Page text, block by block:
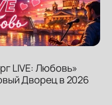
LIVE: Любовь»
Дворец в 2026